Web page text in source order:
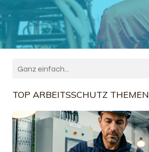
TOP ARBEITSSCHUTZ THEMEN